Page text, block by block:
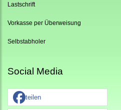
Lastschrift
Vorkasse per Überweisung
Selbstabholer
Social Media
teilen